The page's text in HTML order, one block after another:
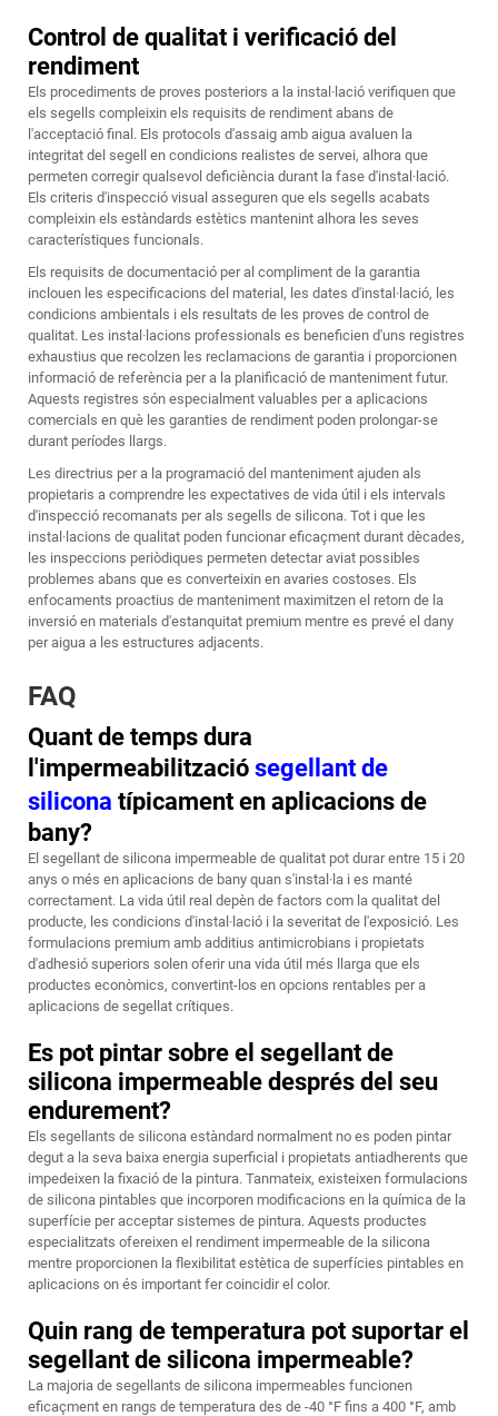
Control de qualitat i verificació del
rendiment
Els procediments de proves posteriors a la instal·lació verifiquen que
els segells compleixin els requisits de rendiment abans de
l'acceptació final. Els protocols d'assaig amb aigua avaluen la
integritat del segell en condicions realistes de servei, alhora que
permeten corregir qualsevol deficiència durant la fase d'instal·lació.
Els criteris d'inspecció visual asseguren que els segells acabats
compleixin els estàndards estètics mantenint alhora les seves
característiques funcionals.
Els requisits de documentació per al compliment de la garantia
inclouen les especificacions del material, les dates d'instal·lació, les
condicions ambientals i els resultats de les proves de control de
qualitat. Les instal·lacions professionals es beneficien d'uns registres
exhaustius que recolzen les reclamacions de garantia i proporcionen
informació de referència per a la planificació de manteniment futur.
Aquests registres són especialment valuables per a aplicacions
comercials en què les garanties de rendiment poden prolongar-se
durant períodes llargs.
Les directrius per a la programació del manteniment ajuden als
propietaris a comprendre les expectatives de vida útil i els intervals
d'inspecció recomanats per als segells de silicona. Tot i que les
instal·lacions de qualitat poden funcionar eficaçment durant dècades,
les inspeccions periòdiques permeten detectar aviat possibles
problemes abans que es converteixin en avaries costoses. Els
enfocaments proactius de manteniment maximitzen el retorn de la
inversió en materials d'estanquitat premium mentre es prevé el dany
per aigua a les estructures adjacents.
FAQ
Quant de temps dura
l'impermeabilització segellant de
silicona típicament en aplicacions de
bany?
El segellant de silicona impermeable de qualitat pot durar entre 15 i 20
anys o més en aplicacions de bany quan s'instal·la i es manté
correctament. La vida útil real depèn de factors com la qualitat del
producte, les condicions d'instal·lació i la severitat de l'exposició. Les
formulacions premium amb additius antimicrobians i propietats
d'adhesió superiors solen oferir una vida útil més llarga que els
productes econòmics, convertint-los en opcions rentables per a
aplicacions de segellat crítiques.
Es pot pintar sobre el segellant de
silicona impermeable després del seu
endurement?
Els segellants de silicona estàndard normalment no es poden pintar
degut a la seva baixa energia superficial i propietats antiadherents que
impedeixen la fixació de la pintura. Tanmateix, existeixen formulacions
de silicona pintables que incorporen modificacions en la química de la
superfície per acceptar sistemes de pintura. Aquests productes
especialitzats ofereixen el rendiment impermeable de la silicona
mentre proporcionen la flexibilitat estètica de superfícies pintables en
aplicacions on és important fer coincidir el color.
Quin rang de temperatura pot suportar el
segellant de silicona impermeable?
La majoria de segellants de silicona impermeables funcionen
eficaçment en rangs de temperatura des de -40 °F fins a 400 °F, amb